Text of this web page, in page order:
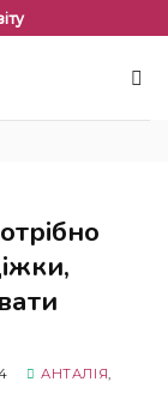
АНТАЛІЯ,